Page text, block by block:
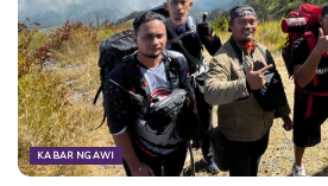
KABAR NGAWI